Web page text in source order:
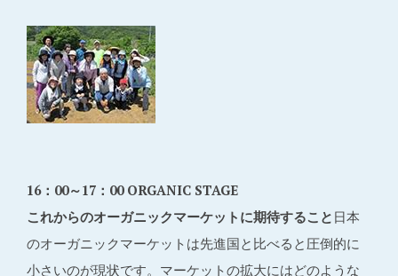
16：00～17：00 ORGANIC STAGE
これからのオーガニックマーケットに期待すること 日本
のオーガニックマーケットは先進国と比べると圧倒的に
小さいのが現状です。マーケットの拡大にはどのような